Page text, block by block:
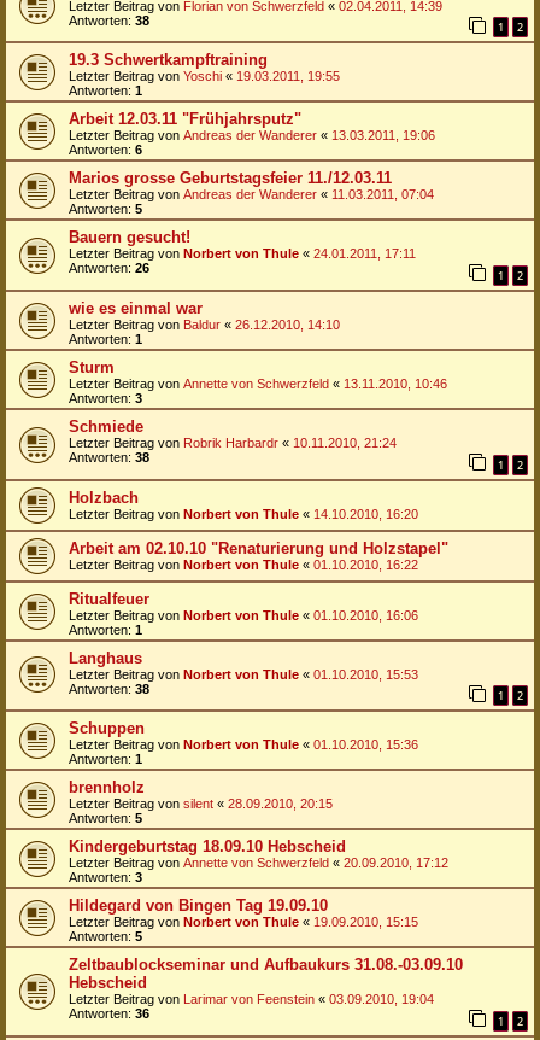
Letzter Beitrag von Florian von Schwerzfeld « 02.04.2011, 14:39
Antworten: 38 1 2
19.3 Schwertkampftraining
Letzter Beitrag von Yoschi « 19.03.2011, 19:55
Antworten: 1
Arbeit 12.03.11 "Frühjahrsputz"
Letzter Beitrag von Andreas der Wanderer « 13.03.2011, 19:06
Antworten: 6
Marios grosse Geburtstagsfeier 11./12.03.11
Letzter Beitrag von Andreas der Wanderer « 11.03.2011, 07:04
Antworten: 5
Bauern gesucht!
Letzter Beitrag von Norbert von Thule « 24.01.2011, 17:11
Antworten: 26 1 2
wie es einmal war
Letzter Beitrag von Baldur « 26.12.2010, 14:10
Antworten: 1
Sturm
Letzter Beitrag von Annette von Schwerzfeld « 13.11.2010, 10:46
Antworten: 3
Schmiede
Letzter Beitrag von Robrik Harbardr « 10.11.2010, 21:24
Antworten: 38 1 2
Holzbach
Letzter Beitrag von Norbert von Thule « 14.10.2010, 16:20
Arbeit am 02.10.10 "Renaturierung und Holzstapel"
Letzter Beitrag von Norbert von Thule « 01.10.2010, 16:22
Ritualfeuer
Letzter Beitrag von Norbert von Thule « 01.10.2010, 16:06
Antworten: 1
Langhaus
Letzter Beitrag von Norbert von Thule « 01.10.2010, 15:53
Antworten: 38 1 2
Schuppen
Letzter Beitrag von Norbert von Thule « 01.10.2010, 15:36
Antworten: 1
brennholz
Letzter Beitrag von silent « 28.09.2010, 20:15
Antworten: 5
Kindergeburtstag 18.09.10 Hebscheid
Letzter Beitrag von Annette von Schwerzfeld « 20.09.2010, 17:12
Antworten: 3
Hildegard von Bingen Tag 19.09.10
Letzter Beitrag von Norbert von Thule « 19.09.2010, 15:15
Antworten: 5
Zeltbaublockseminar und Aufbaukurs 31.08.-03.09.10
Hebscheid
Letzter Beitrag von Larimar von Feenstein « 03.09.2010, 19:04
Antworten: 36 1 2